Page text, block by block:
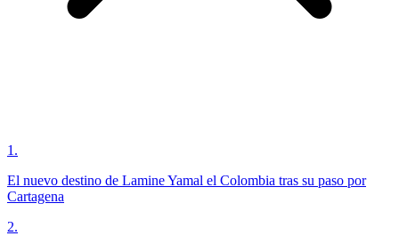
1 .
El nuevo destino de Lamine Yamal el Colombia tras su paso por
Cartagena
2.